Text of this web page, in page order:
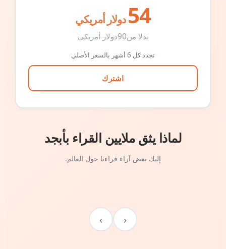
54 دولار أمريكي
بدلا من90دولار أمريكي
تجدد كل 6 أشهر بالسعر الأصلي
اشترك
لماذا يثق ملايين القراء بأبجد
إليك بعض آراء قراءنا حول العالم.
‹
›